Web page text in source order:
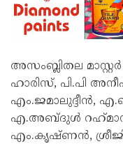
അസംബ്ലിതല
ഹാരിസ്, പി.പി
എം.ജമാലുദ്ദീൻ,
എ.അബ്ദുൾ
എം.കൃഷ്ണൻ,